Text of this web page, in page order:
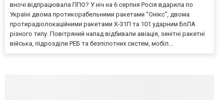
вночі відпрацювала ППО? У ніч на 6 серпня Росія вдарила по
Україні двома протикорабельними ракетами "Онікс", двома
протирадіолокаційними ракетами Х-31П та 101 ударним БпЛА
різного типу. Повітряний напад відбивали авіація, зенітні ракетні
війська, підрозділи РЕБ та безпілотних систем, мобіл...